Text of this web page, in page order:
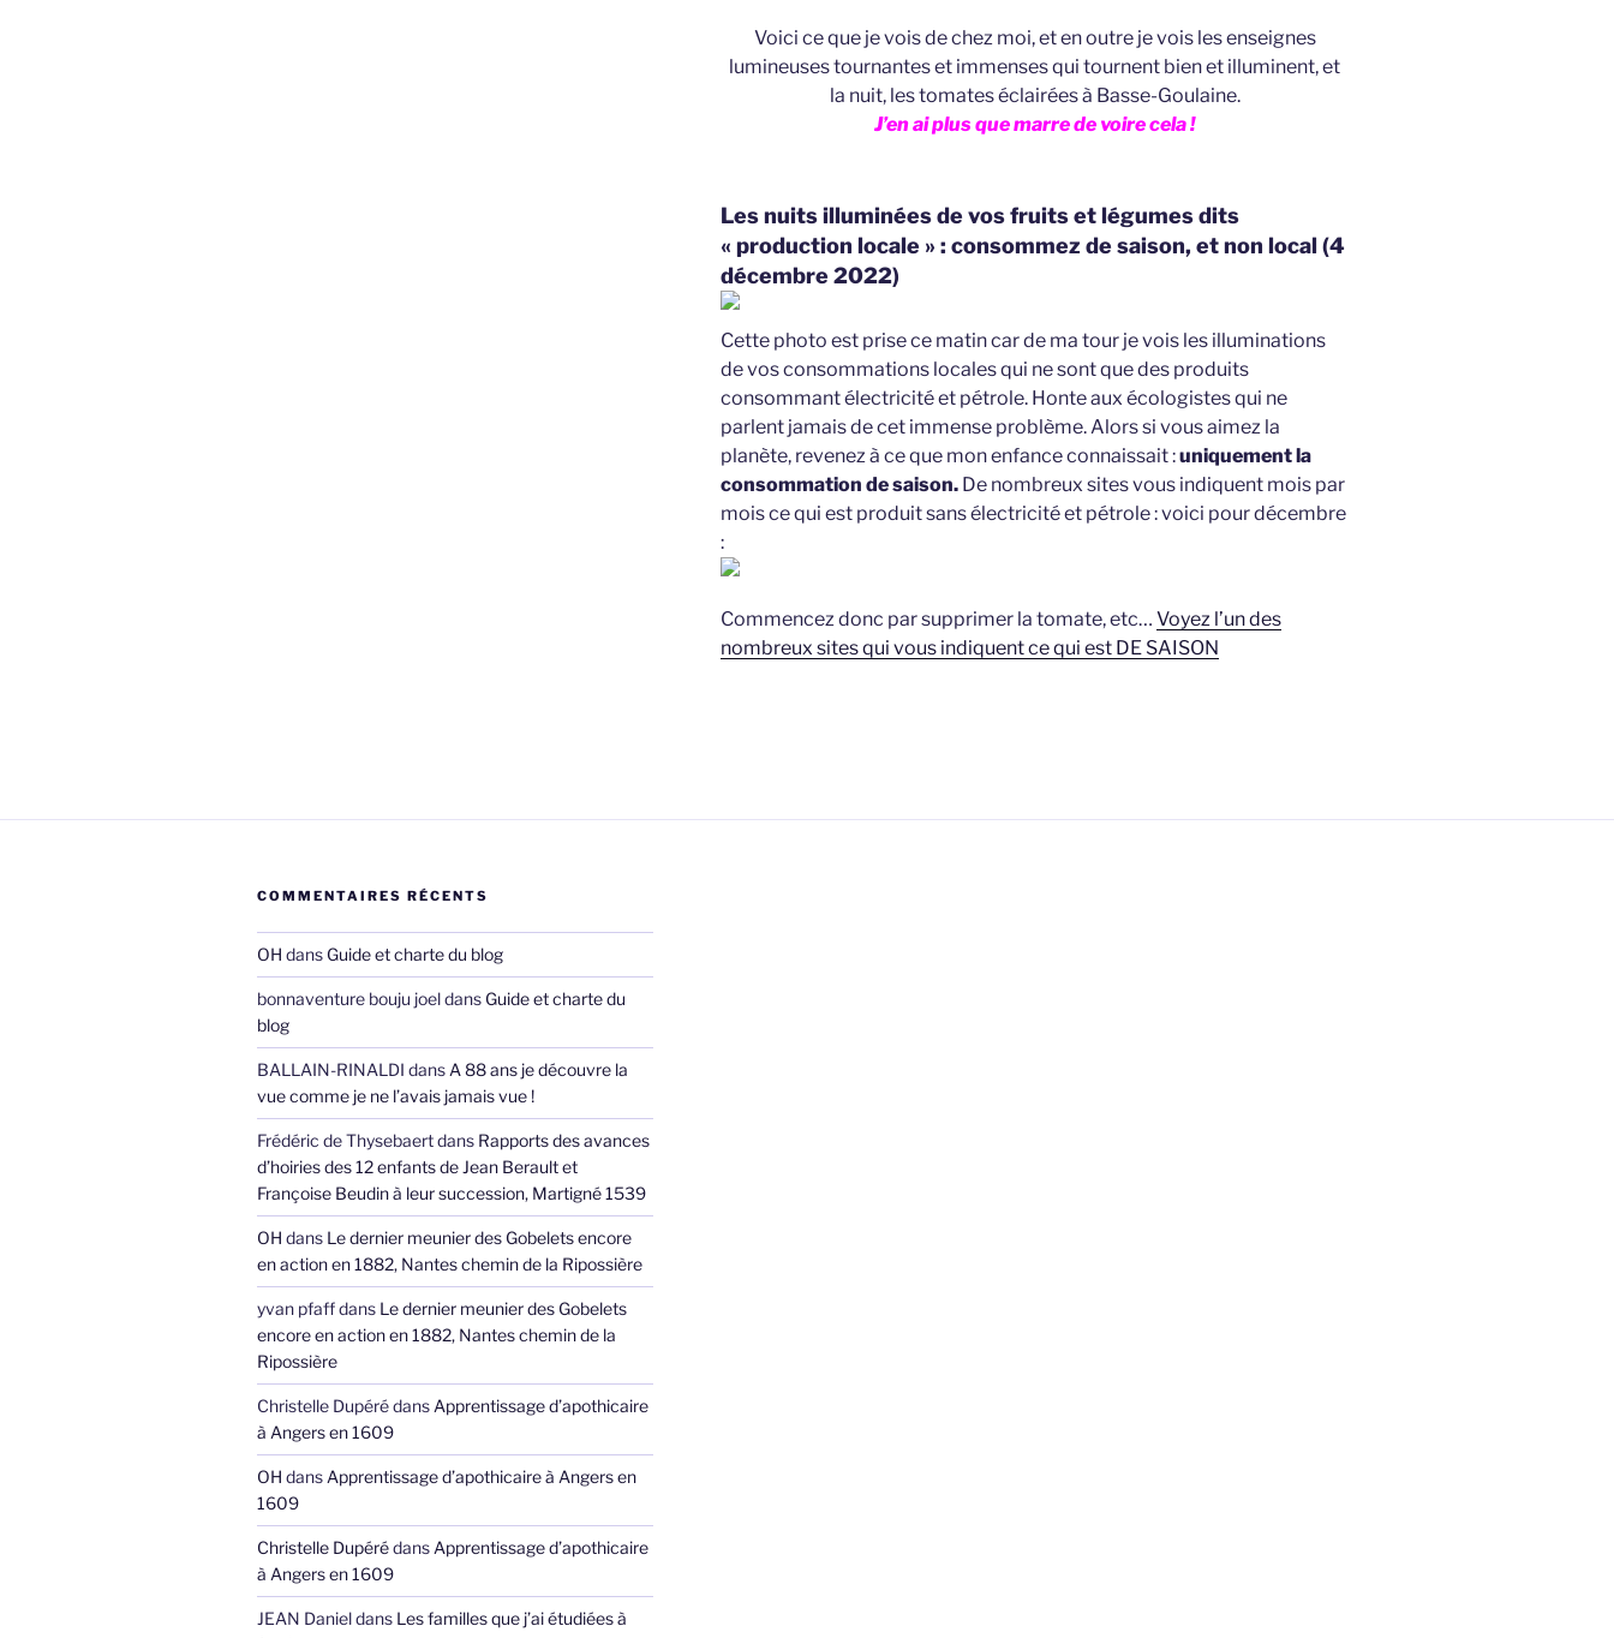
Voici ce que je vois de chez moi, et en outre je vois les enseignes
lumineuses tournantes et immenses qui tournent bien et illuminent, et
la nuit, les tomates éclairées à Basse-Goulaine.
J’en ai plus que marre de voire cela !
Les nuits illuminées de vos fruits et légumes dits
« production locale » : consommez de saison, et non local (4
décembre 2022)
Cette photo est prise ce matin car de ma tour je vois les illuminations
de vos consommations locales qui ne sont que des produits
consommant électricité et pétrole. Honte aux écologistes qui ne
parlent jamais de cet immense problème. Alors si vous aimez la
planète, revenez à ce que mon enfance connaissait :uniquement la
consommation de saison. De nombreux sites vous indiquent mois par
mois ce qui est produit sans électricité et pétrole : voici pour décembre
:
Commencez donc par supprimer la tomate, etc… Voyez l’un des
nombreux sites qui vous indiquent ce qui est DE SAISON
COMMENTAIRES RÉCENTS
OH dans Guide et charte du blog
bonnaventure bouju joeldans Guide et charte du
blog
BALLAIN-RINALDI dans A 88 ans je découvre la
vue comme je ne l’avais jamais vue !
Frédéric de Thysebaertdans Rapports des avances
d’hoiries des 12 enfants de Jean Berault et
Françoise Beudin à leur succession, Martigné 1539
OH dans Le dernier meunier des Gobelets encore
en action en 1882, Nantes chemin de la Ripossière
yvan pfaffdans Le dernier meunier des Gobelets
encore en action en 1882, Nantes chemin de la
Ripossière
Christelle Dupérédans Apprentissage d’apothicaire
à Angers en 1609
OH dans Apprentissage d’apothicaire à Angers en
1609
Christelle Dupérédans Apprentissage d’apothicaire
à Angers en 1609
JEAN Danieldans Les familles que j’ai étudiées à